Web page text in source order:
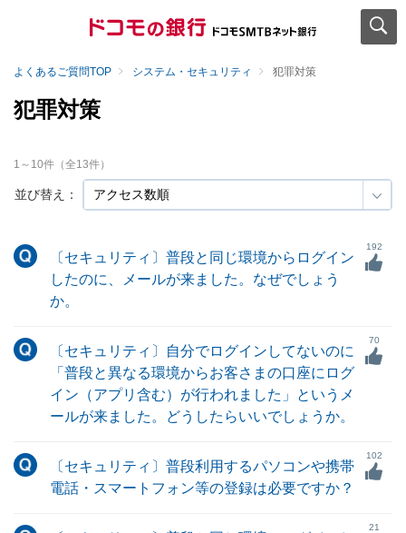
よくあるご質問TOP システム・セキュリティ 犯罪対策
犯罪対策
並び替え：
1 ～ 10件（全13件）
〔セキュリティ〕普段と同じ環境からログイン
したのに、メールが来ました。なぜでしょう
か。
192
〔セキュリティ〕自分でログインしてないのに
「普段と異なる環境からお客さまの口座にログ
イン（アプリ含む）が行われました」というメ
ールが来ました。どうしたらいいでしょうか。
70
〔セキュリティ〕普段利用するパソコンや携帯
電話・スマートフォン等の登録は必要ですか？
102
21